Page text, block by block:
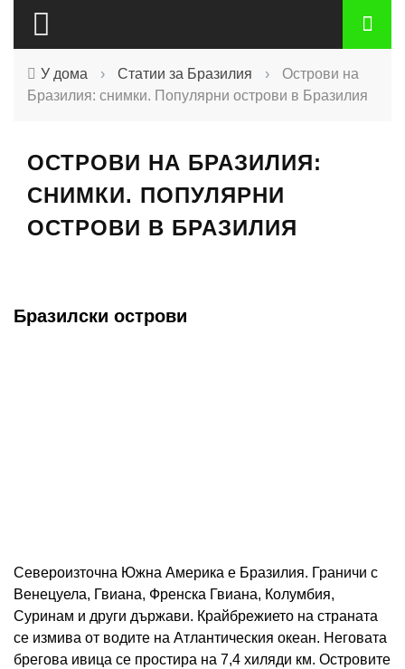
У дома › Статии за Бразилия ›
Острови на
Бразилия: снимки. Популярни острови в Бразилия
ОСТРОВИ НА БРАЗИЛИЯ:
СНИМКИ. ПОПУЛЯРНИ
ОСТРОВИ В БРАЗИЛИЯ
Бразилски острови
Североизточна Южна Америка е Бразилия. Граничи с
Венецуела, Гвиана, Френска Гвиана, Колумбия,
Суринам и други държави. Крайбрежието на страната
се измива от водите на Атлантическия океан. Неговата
брегова ивица се простира на 7,4 хиляди км. Островите